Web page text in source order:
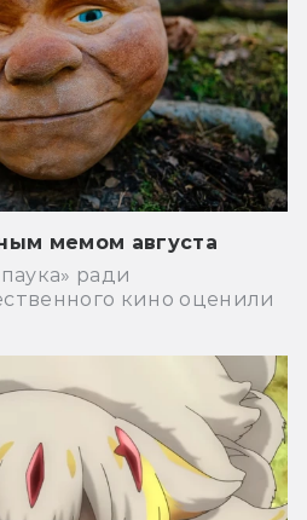
мемом августа
ради
кино оценили